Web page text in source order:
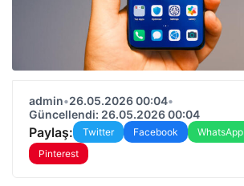
admin•26.05.2026 00:04•
Güncellendi: 26.05.2026 00:04
Paylaş: Twitter Facebook WhatsApp
Pinterest